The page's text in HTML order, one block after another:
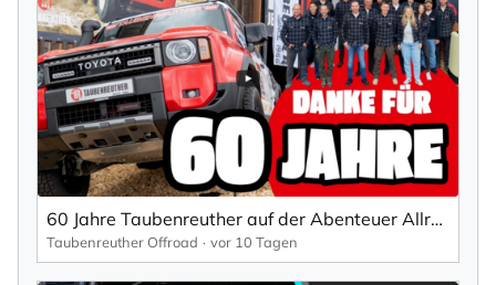
60 Jahre Taubenreuther auf der Abenteuer Allrad 2026
Taubenreuther Offroad vor 10 Tagen